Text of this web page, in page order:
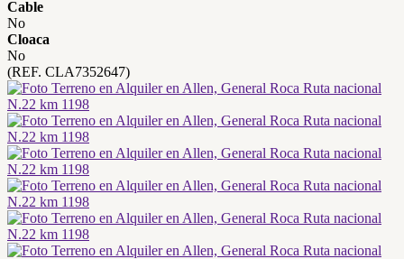
Cable
No
Cloaca
No
(REF. CLA7352647)